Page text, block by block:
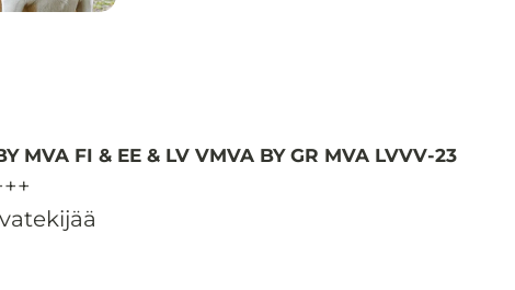
MVA FI & EE & LV VMVA BY GR MVA LVVV-23